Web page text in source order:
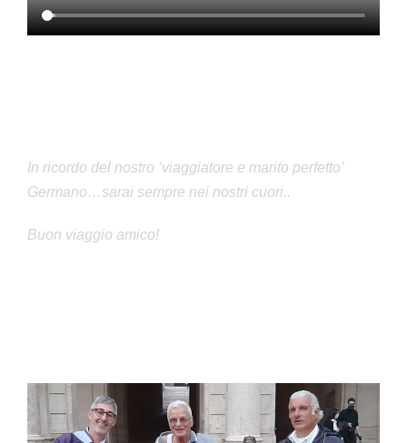
In ricordo del nostro ‘viaggiatore e marito perfetto’
Germano…sarai sempre nei nostri cuori..
Buon viaggio amico!